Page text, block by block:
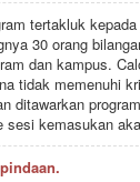
tertakluk
30 orang
dan kampus.
tidak memenuhi
ditawarkan
sesi kemasukan